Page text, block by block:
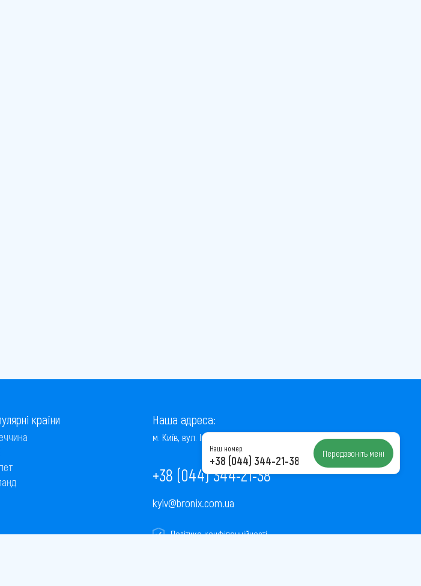
країни Наша адреса:
м. Київ, вул. Інститутська, 22/7, оф. 41
+38 (044) 344-21-38
kyiv@bronix.com.ua
Політика конфіденційності
Наш номер:
+38 (044) 344-21-38 Передзвоніть мені